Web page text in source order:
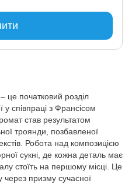
– це початковий розділ
у співпраці з Франсісом
став результатом
троянди, позбавленої
Робота над композицією
сукні, де кожна деталь має
стоїть на першому місці. Це
призму сучасної